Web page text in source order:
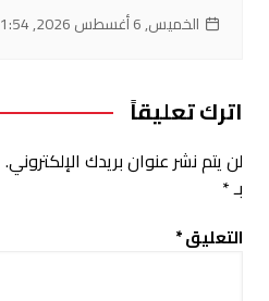
الخميس, 6 أغسطس 2026, 21:54
اترك تعليقاً
لن يتم نشر عنوان بريدك الإلكتروني.
بـ*
التعليق*